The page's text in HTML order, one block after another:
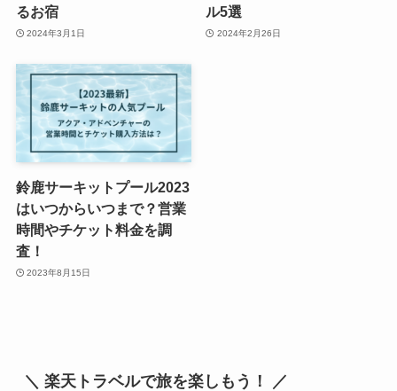
るお宿
2024年3月1日
ル5選
2024年2月26日
鈴鹿サーキットプール2023
はいつからいつまで？営業
時間やチケット料金を調
査！
2023年8月15日
＼ 楽天トラベルで旅を楽しもう！ ／